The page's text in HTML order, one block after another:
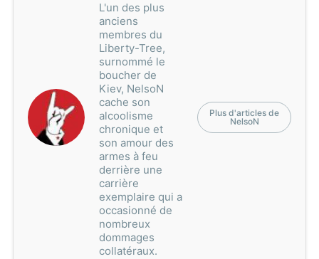
L'un des plus
anciens
membres du
Liberty-Tree,
surnommé le
boucher de
Kiev, NelsoN
cache son
alcoolisme
chronique et
son amour des
armes à feu
derrière une
carrière
exemplaire qui a
occasionné de
nombreux
dommages
collatéraux.
Plus d'articles de
NelsoN